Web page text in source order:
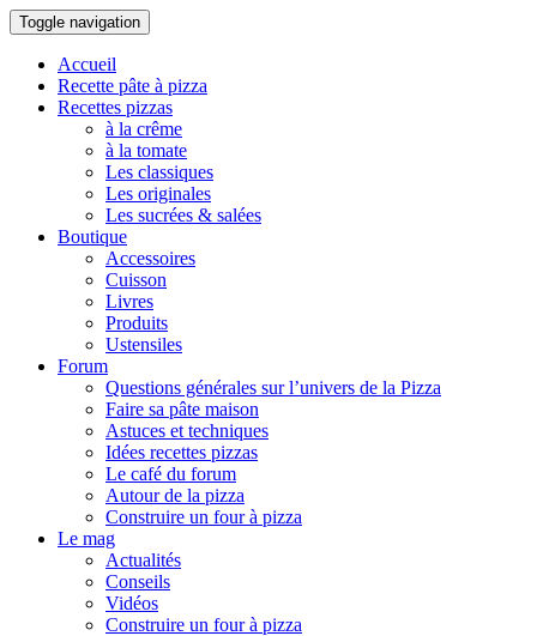
Toggle navigation
Accueil
Recette pâte à pizza
Recettes pizzas
à la crême
à la tomate
Les classiques
Les originales
Les sucrées & salées
Boutique
Accessoires
Cuisson
Livres
Produits
Ustensiles
Forum
Questions générales sur l’univers de la Pizza
Faire sa pâte maison
Astuces et techniques
Idées recettes pizzas
Le café du forum
Autour de la pizza
Construire un four à pizza
Le mag
Actualités
Conseils
Vidéos
Construire un four à pizza